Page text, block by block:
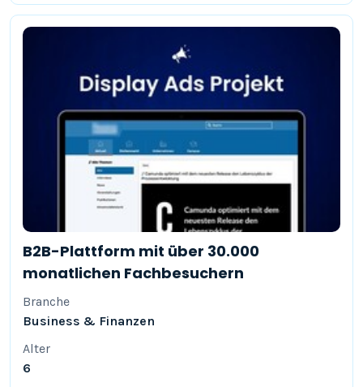
B2B-Plattform mit über 30.000
monatlichen Fachbesuchern
Branche
Business & Finanzen
Alter
6